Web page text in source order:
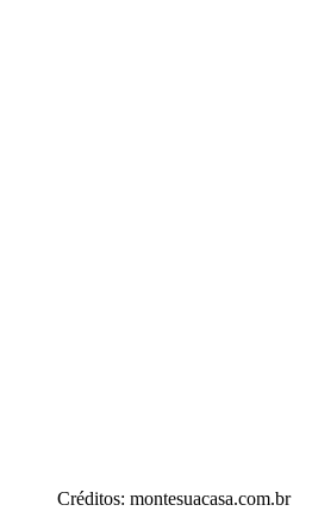
Créditos: montesuacasa.com.br